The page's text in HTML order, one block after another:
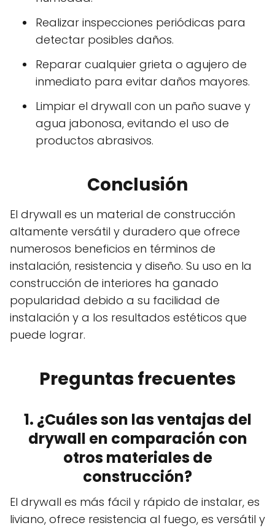
Realizar inspecciones periódicas para
detectar posibles daños.
Reparar cualquier grieta o agujero de
inmediato para evitar daños mayores.
Limpiar el drywall con un paño suave y
agua jabonosa, evitando el uso de
productos abrasivos.
Conclusión
El drywall es un material de construcción
altamente versátil y duradero que ofrece
numerosos beneficios en términos de
instalación, resistencia y diseño. Su uso en la
construcción de interiores ha ganado
popularidad debido a su facilidad de
instalación y a los resultados estéticos que
puede lograr.
Preguntas frecuentes
1. ¿Cuáles son las ventajas del
drywall en comparación con
otros materiales de
construcción?
El drywall es más fácil y rápido de instalar, es
liviano, ofrece resistencia al fuego, es versátil y